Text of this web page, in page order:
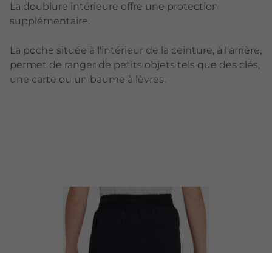
La doublure intérieure offre une protection
supplémentaire.
La poche située à l'intérieur de la ceinture, à l'arrière,
permet de ranger de petits objets tels que des clés,
une carte ou un baume à lèvres.